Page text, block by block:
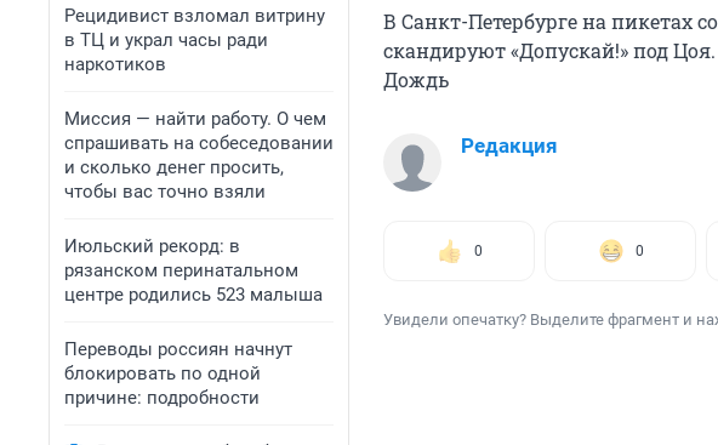
Рецидивист взломал витрину
в ТЦ и украл часы ради
наркотиков
Миссия — найти работу. О чем
спрашивать на собеседовании
и сколько денег просить,
чтобы вас точно взяли
Июльский рекорд: в
рязанском перинатальном
центре родились 523 малыша
Переводы россиян начнут
блокировать по одной
причине: подробности
В Санкт-Петербурге на пикетах
скандируют «Допускай!» под
Дождь
Редакция
0 0
Увидели опечатку? Выделите фрагмент и